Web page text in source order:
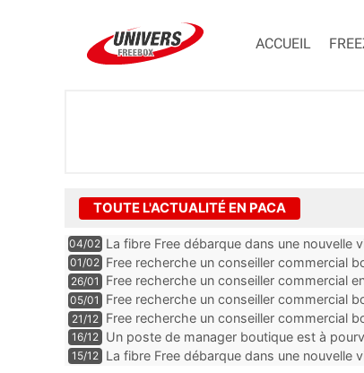
ACCUEIL
TOUTE L'ACTUALITÉ EN PACA
04/02 La fibre Free débarque dans une nouvelle
01/02 Free recherche un conseiller commercial
Alpes-Maritimes
26/01
Free recherche un conseiller commercial
Vaucluse
05/01 Free recherche un conseiller commercial
21/12
Free recherche un conseiller commercial
des Bouches-du-Rhône
16/12
Un poste de manager boutique est à
Alpes-Maritimes
15/12 La fibre Free débarque dans une